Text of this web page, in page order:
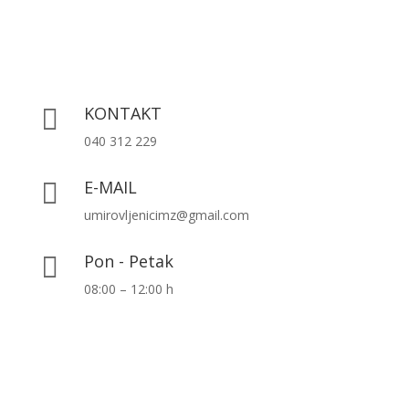
 KONTAKT
040 312 229
 E-MAIL
umirovljenicimz@gmail.com
 Pon - Petak
08:00 – 12:00 h